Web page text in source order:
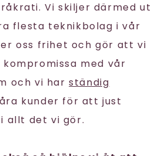
Vi skiljer därmed ut
flesta teknikbolag i vår
oss frihet och gör att vi
med vår
och vi harständig
kunder för att just
allt det vi gör.